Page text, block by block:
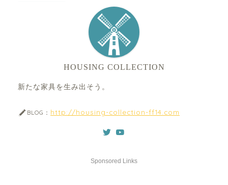
HOUSING COLLECTION
新たな家具を生み出そう。
BLOG： http://housing-collection-ff14.com
Sponsored Links